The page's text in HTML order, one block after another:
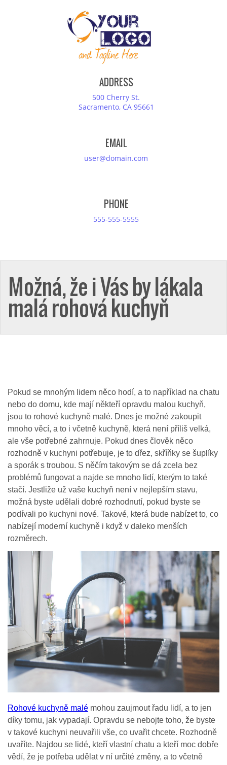
ADDRESS
500 Cherry St.
Sacramento, CA 95661
EMAIL
user@domain.com
PHONE
555-555-5555
Možná, že i Vás by lákala
malá rohová kuchyň
Pokud se mnohým lidem něco hodí, a to například na chatu
nebo do domu, kde mají někteří opravdu malou kuchyň,
jsou to rohové kuchyně malé. Dnes je možné zakoupit
mnoho věcí, a to i včetně kuchyně, která není příliš velká,
ale vše potřebné zahrnuje. Pokud dnes člověk něco
rozhodně v kuchyni potřebuje, je to dřez, skříňky se šuplíky
a sporák s troubou. S něčím takovým se dá zcela bez
problémů fungovat a najde se mnoho lidí, kterým to také
stačí. Jestliže už vaše kuchyň není v nejlepším stavu,
možná byste udělali dobré rozhodnutí, pokud byste se
podívali po kuchyni nové. Takové, která bude nabízet to, co
nabízejí moderní kuchyně i když v daleko menších
rozměrech.
Rohové kuchyně malé mohou zaujmout řadu lidí, a to jen
díky tomu, jak vypadají. Opravdu se nebojte toho, že byste
v takové kuchyni neuvařili vše, co uvařit chcete. Rozhodně
uvaříte. Najdou se lidé, kteří vlastní chatu a kteří moc dobře
vědí, že je potřeba udělat v ní určité změny, a to včetně